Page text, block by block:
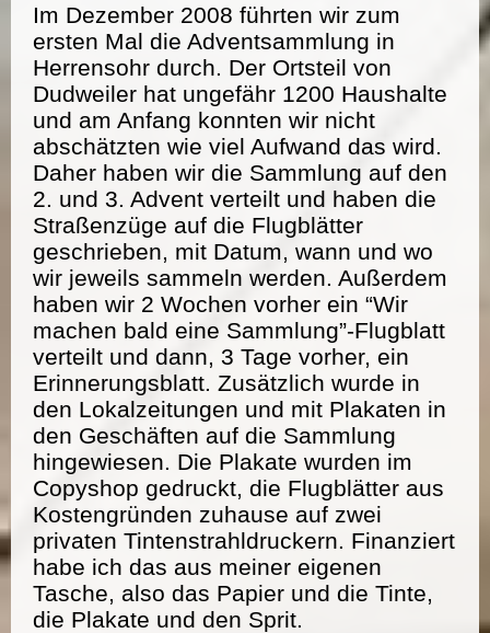
Im Dezember 2008 führten wir zum
ersten Mal die Adventsammlung in
Herrensohr durch. Der Ortsteil von
Dudweiler hat ungefähr 1200 Haushalte
und am Anfang konnten wir nicht
abschätzten wie viel Aufwand das wird.
Daher haben wir die Sammlung auf den
2. und 3. Advent verteilt und haben die
Straßenzüge auf die Flugblätter
geschrieben, mit Datum, wann und wo
wir jeweils sammeln werden. Außerdem
haben wir 2 Wochen vorher ein “Wir
machen bald eine Sammlung”-Flugblatt
verteilt und dann, 3 Tage vorher, ein
Erinnerungsblatt. Zusätzlich wurde in
den Lokalzeitungen und mit Plakaten in
den Geschäften auf die Sammlung
hingewiesen. Die Plakate wurden im
Copyshop gedruckt, die Flugblätter aus
Kostengründen zuhause auf zwei
privaten Tintenstrahldruckern. Finanziert
habe ich das aus meiner eigenen
Tasche, also das Papier und die Tinte,
die Plakate und den Sprit.